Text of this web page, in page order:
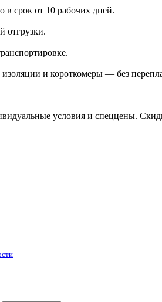
в срок от 10 рабочих дней.
отгрузки.
и короткомеры — без
условия и спеццены.